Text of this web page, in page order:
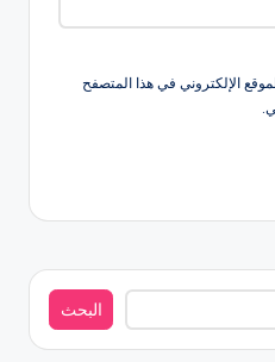
الإلكتروني في هذا المتصفح
البحث